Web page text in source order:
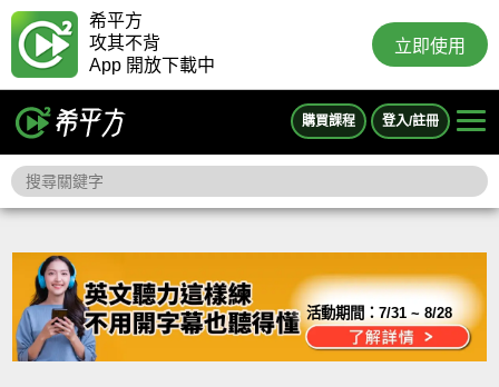
希平方
攻其不背
App 開放下載中
立即使用
購買課程 登入/註冊
活動期間：7/31 ~ 8/28